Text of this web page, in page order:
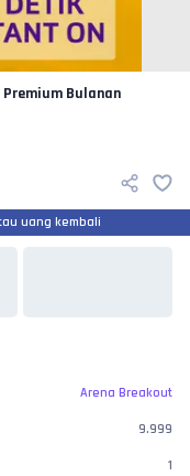
Bulanan
uang kembali
Arena Breakout
9.999
1